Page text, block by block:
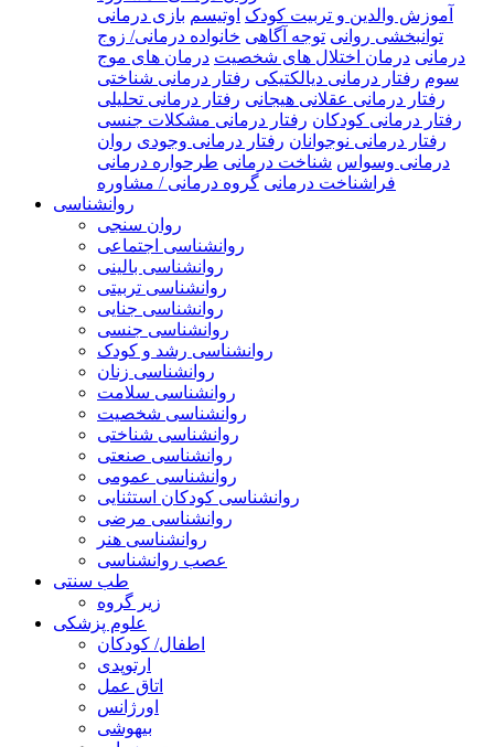
آموزش والدین و تربیت کودک اوتیسم بازی درمانی
توانبخشی روانی توجه آگاهی خانواده درمانی/ زوج
درمانی درمان اختلال های شخصیت درمان های موج
سوم رفتار درمانی دیالکتیکی رفتار درمانی شناختی
رفتار درمانی عقلانی هیجانی رفتار درمانی تحلیلی
رفتار درمانی کودکان رفتار درمانی مشکلات جنسی
رفتار درمانی نوجوانان رفتار درمانی وجودی روان
درمانی وسواس شناخت درمانی طرحواره درمانی
فراشناخت درمانی گروه درمانی / مشاوره
روانشناسی
روان سنجی
روانشناسی اجتماعی
روانشناسی بالینی
روانشناسی تربیتی
روانشناسی جنایی
روانشناسی جنسی
روانشناسی رشد و کودک
روانشناسی زنان
روانشناسی سلامت
روانشناسی شخصیت
روانشناسی شناختی
روانشناسی صنعتی
روانشناسی عمومی
روانشناسی کودکان استثنایی
روانشناسی مرضی
روانشناسی هنر
عصب روانشناسی
طب سنتی
زیر گروه
علوم پزشکی
اطفال/ کودکان
ارتوپدی
اتاق عمل
اورژانس
بیهوشی